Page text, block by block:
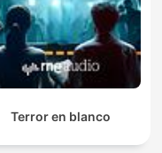
Terror en blanco